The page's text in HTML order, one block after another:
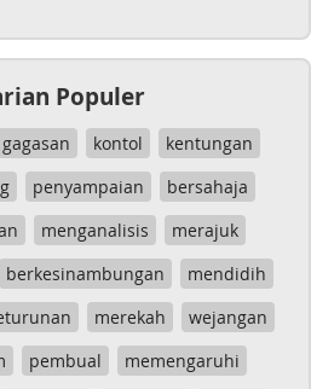
Populer
gagasan kontol
kentungan
penyampaian
bersahaja
menganalisis
merajuk
berkesinambungan
mendidih
merekah
wejangan
pembual
memengaruhi